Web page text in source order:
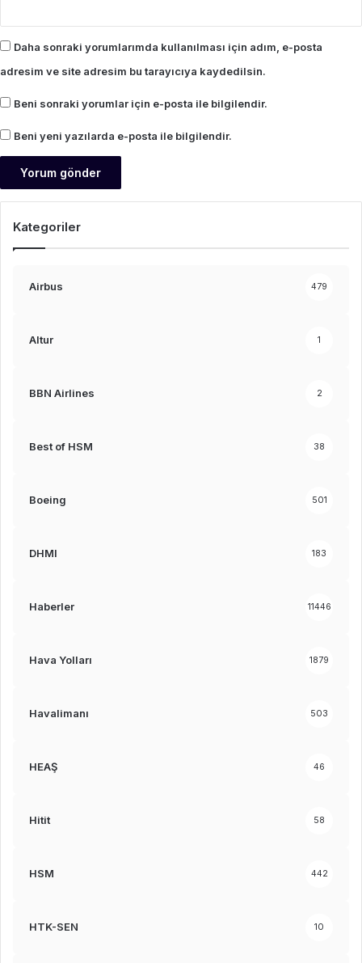
Daha sonraki yorumlarımda kullanılması için adım, e-posta
adresim ve site adresim bu tarayıcıya kaydedilsin.
Beni sonraki yorumlar için e-posta ile bilgilendir.
Beni yeni yazılarda e-posta ile bilgilendir.
Kategoriler
Airbus 479
Altur 1
BBN Airlines 2
Best of HSM 38
Boeing 501
DHMI 183
Haberler 11446
Hava Yolları 1879
Havalimanı 503
HEAŞ 46
Hitit 58
HSM 442
HTK-SEN 10